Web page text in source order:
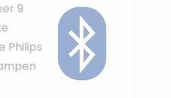
9
Philips